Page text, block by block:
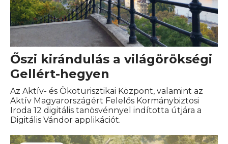
Őszi kirándulás a világörökségi
Gellért-hegyen
Az Aktív- és Ökoturisztikai Központ, valamint az
Aktív Magyarországért Felelős Kormánybiztosi
Iroda 12 digitális tanösvénnyel indította útjára a
Digitális Vándor applikációt.